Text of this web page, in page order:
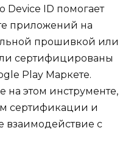
Device ID помогает
приложений на
прошивкой или
сертифицированы
Play Маркете.
этом инструменте,
сертификации и
взаимодействие с